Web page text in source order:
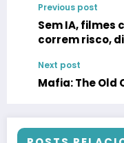
Previous post
Sem IA, filmes
correm risco,
Next post
Mafia: The